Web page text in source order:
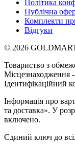
Політика
Публічна
Комплекти
Відгуки
© 2026
Товариство з
Місцезнаходження
Ідентифікаційний
Інформація про
та доставка». У
включено.
Єдиний ключ до